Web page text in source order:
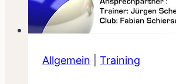
Allgemein Training